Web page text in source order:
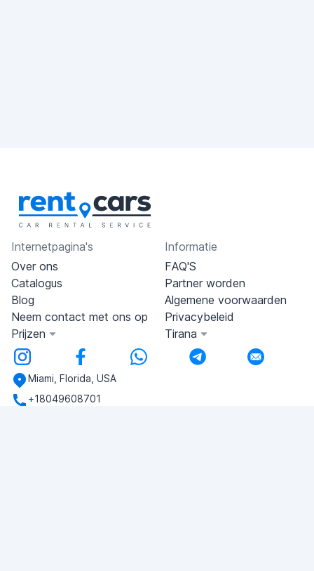
Internetpagina's
Over ons
Catalogus
Blog
Neem contact met ons op
Prijzen
Informatie
FAQ'S
Partner worden
Algemene voorwaarden
Privacybeleid
Tirana
Miami, Florida, USA
+18049608701